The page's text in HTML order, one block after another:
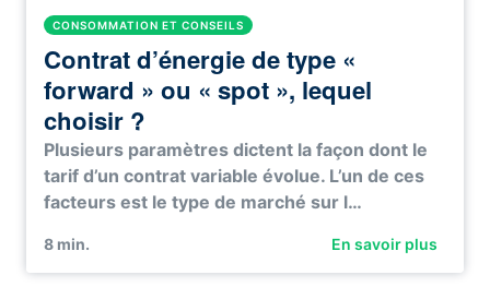
CONSOMMATION ET CONSEILS
Contrat d’énergie de type «
forward » ou « spot », lequel
choisir ?
Plusieurs paramètres dictent la façon dont le
tarif d’un contrat variable évolue. L’un de ces
facteurs est le type de marché sur l…
8 min. En savoir plus